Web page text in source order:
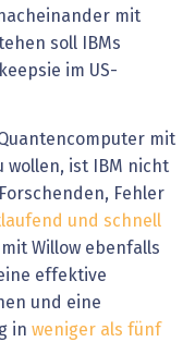
mit
soll IBMs
im US-
mit
wollen, ist IBM nicht
Fehler
und schnell
Willow ebenfalls
effektive
und eine
in weniger als fünf